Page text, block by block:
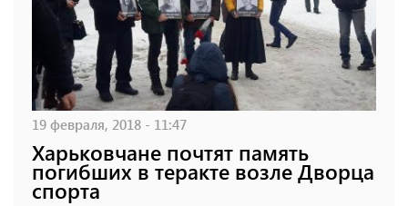
19 февраля, 2018 - 11:47
Харьковчане почтят память
погибших в теракте возле Дворца
спорта